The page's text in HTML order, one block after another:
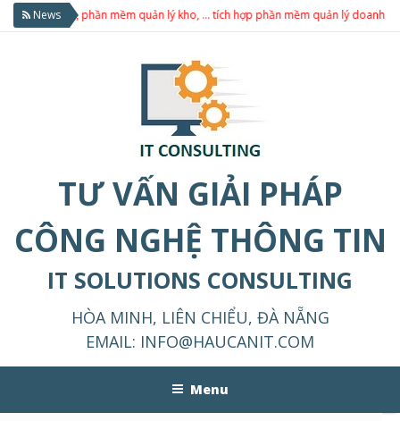
News
lý tài sản, phần mềm quản lý kho, … tích hợp phần mềm quản lý doanh
TƯ VẤN GIẢI PHÁP
CÔNG NGHỆ THÔNG TIN
IT SOLUTIONS CONSULTING
HÒA MINH, LIÊN CHIỂU, ĐÀ NẴNG
EMAIL: INFO@HAUCANIT.COM
Menu